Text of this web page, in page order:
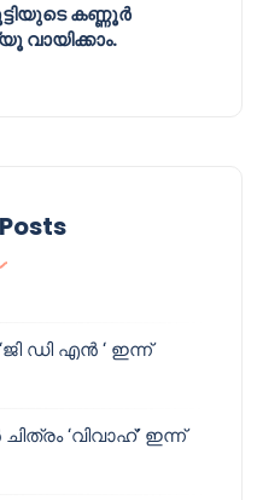
കണ്ണൂർ
വായിക്കാം.
ഡി എൻ ‘ ഇന്ന്
‘വിവാഹ്’ ഇന്ന്